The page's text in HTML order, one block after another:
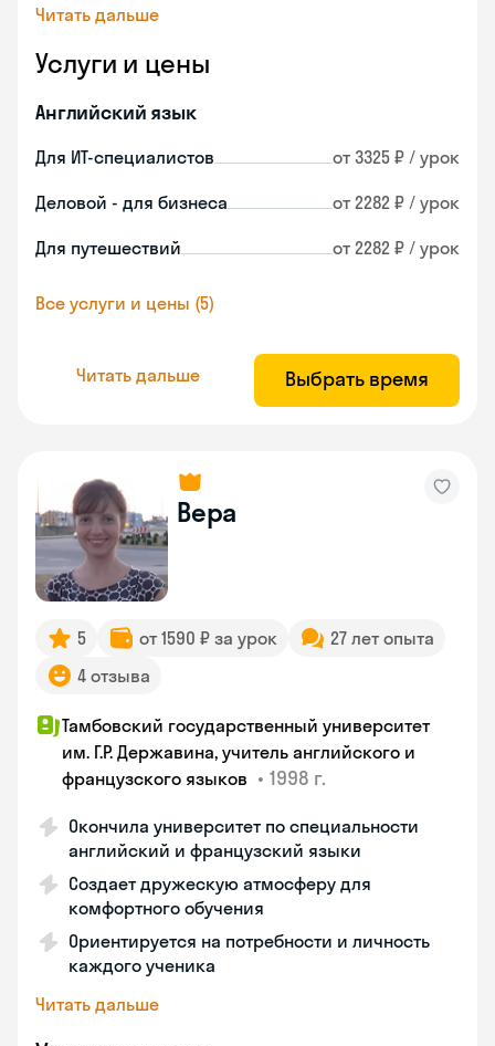
Читать дальше
Услуги и цены
Английский язык
Для ИТ-специалистов от 3325 ₽ / урок
Деловой - для бизнеса от 2282 ₽ / урок
Для путешествий от 2282 ₽ / урок
Все услуги и цены (5)
Читать дальше Выбрать время
Вера
5 от 1590 ₽ за урок
27 лет опыта
4 отзыва
Тамбовский государственный университет
им. Г.Р. Державина, учитель английского и
французского языков • 1998 г.
Окончила университет по специальности
английский и французский языки
Создает дружескую атмосферу для
комфортного обучения
Ориентируется на потребности и личность
каждого ученика
Читать дальше